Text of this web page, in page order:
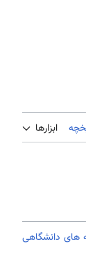
ابزارها
های دانشگاهی